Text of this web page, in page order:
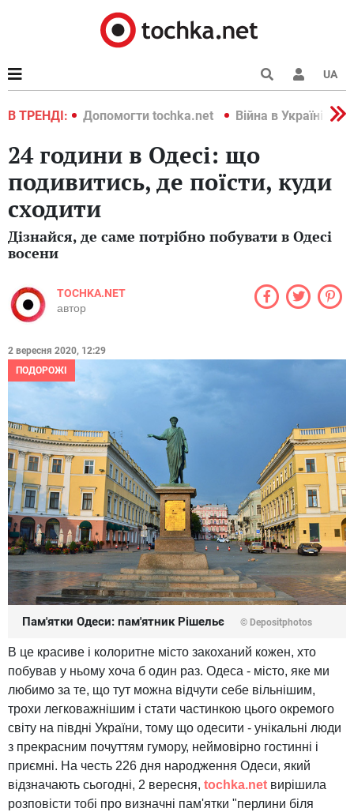
UA
В ТРЕНДІ:
2022 Допомогти tochka.net Війна в Україні 2022
24 години в Одесі: що
подивитись, де поїсти, куди
сходити
Дізнайся, де саме потрібно побувати в Одесі
восени
TOCHKA.NET
автор
2 вересня 2020, 12:29
ПОДОРОЖІ
Пам'ятки Одеси: пам'ятник Рішельє © Depositphotos
В це красиве і колоритне місто закоханий кожен, хто
побував у ньому хоча б один раз. Одеса - місто, яке ми
любимо за те, що тут можна відчути себе вільнішим,
трохи легковажнішим і стати частинкою цього окремого
світу на півдні України, тому що одесити - унікальні люди
з прекрасним почуттям гумору, неймовірно гостинні і
приємні. На честь 226 дня народження Одеси, який
відзначають сьогодні, 2 вересня, tochka.net вирішила
розповісти тобі про визначні пам'ятки "перлини біля